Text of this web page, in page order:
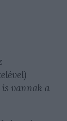
vannak a